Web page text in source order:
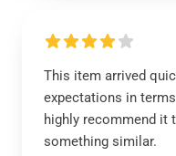
This item arrived
expectations in
highly recommend it
something similar.